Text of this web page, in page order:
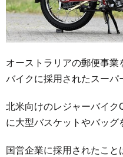
オーストラリアの郵便事
バイクに採用されたスーパ
北米向けのレジャーバイ
に大型バスケットやバッグ
国営企業に採用されたこ